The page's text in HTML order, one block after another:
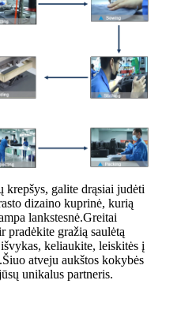
krepšys, galite drąsiai judėti
dizaino kuprinė, kurią
lankstesnė.Greitai
pradėkite gražią saulėtą
keliaukite, leiskitės į
atveju aukštos kokybės
unikalus partneris.